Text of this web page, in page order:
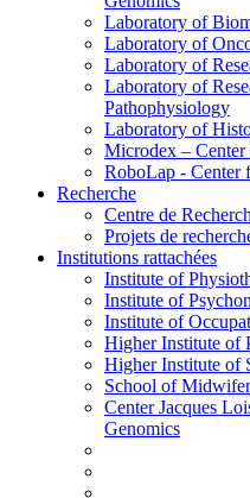
Laboratory of
Laboratory of
Laboratory of
Laboratory of
Pathophysiology
Laboratory of
Microdex –
RoboLap - Center
Recherche
Centre de
Projets de
Institutions rattachées
Institute of
Institute of
Institute of
Higher Institute of
Higher Institute of
School of
Center Jacques
Genomics